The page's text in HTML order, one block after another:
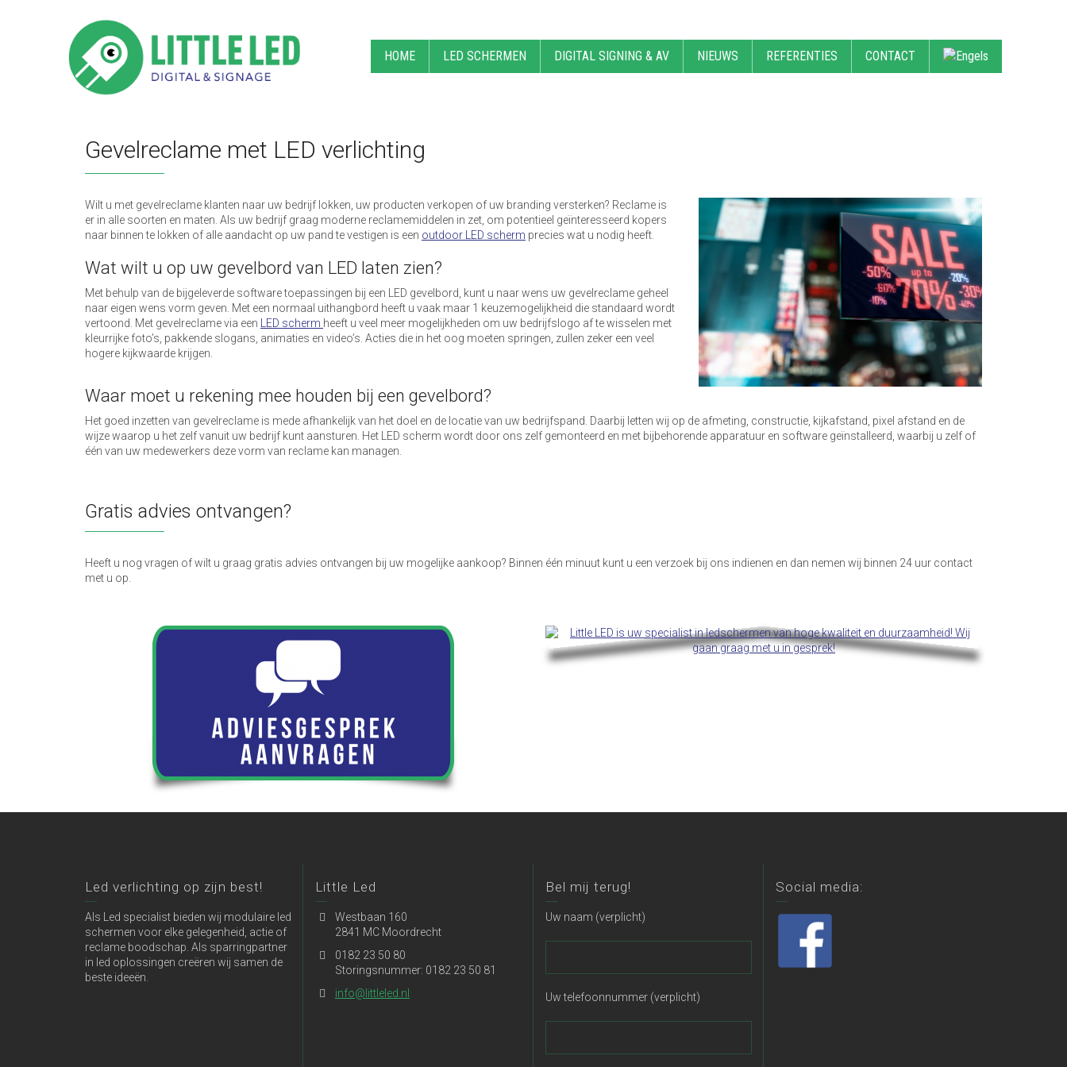
HOME LED SCHERMEN DIGITAL SIGNING & AV NIEUWS REFERENTIES CONTACT
Gevelreclame met LED verlichting
Wilt u met gevelreclame klanten naar uw bedrijf lokken, uw producten verkopen of uw branding versterken? Reclame is
er in alle soorten en maten. Als uw bedrijf graag moderne reclamemiddelen in zet, om potentieel geïnteresseerd kopers
naar binnen te lokken of alle aandacht op uw pand te vestigen is een outdoor LED scherm precies wat u nodig heeft.
Wat wilt u op uw gevelbord van LED laten zien?
Met behulp van de bijgeleverde software toepassingen bij een LED gevelbord, kunt u naar wens uw gevelreclame geheel
naar eigen wens vorm geven. Met een normaal uithangbord heeft u vaak maar 1 keuzemogelijkheid die standaard wordt
vertoond. Met gevelreclame via een
LED scherm heeft u veel meer mogelijkheden om uw bedrijfslogo af te wisselen met
kleurrijke foto’s, pakkende slogans, animaties en video’s. Acties die in het oog moeten springen, zullen zeker een veel
hogere kijkwaarde krijgen.
Waar moet u rekening mee houden bij een gevelbord?
Het goed inzetten van gevelreclame is mede afhankelijk van het doel en de locatie van uw bedrijfspand. Daarbij letten wij op de afmeting, constructie, kijkafstand, pixel afstand en de
wijze waarop u het zelf vanuit uw bedrijf kunt aansturen. Het LED scherm wordt door ons zelf gemonteerd en met bijbehorende apparatuur en software geïnstalleerd, waarbij u zelf of
één van uw medewerkers deze vorm van reclame kan managen.
Gratis advies ontvangen?
Heeft u nog vragen of wilt u graag gratis advies ontvangen bij uw mogelijke aankoop? Binnen één minuut kunt u een verzoek bij ons indienen en dan nemen wij binnen 24 uur contact
met u op.
Led verlichting op zijn best!
Als Led specialist bieden wij modulaire led
schermen voor elke gelegenheid, actie of
reclame boodschap. Als sparringpartner
in led oplossingen creëren wij samen de
beste ideeën.
Little Led
Westbaan 160
2841 MC Moordrecht
0182 23 50 80
Storingsnummer: 0182 23 50 81
info@littleled.nl
Bel mij terug!
Uw naam (verplicht)
Uw telefoonnummer (verplicht)
Social media: